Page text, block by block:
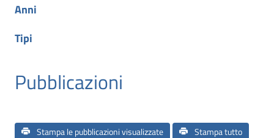
Anni
Tipi
Pubblicazioni
Stampa le pubblicazioni visualizzate Stampa tutto